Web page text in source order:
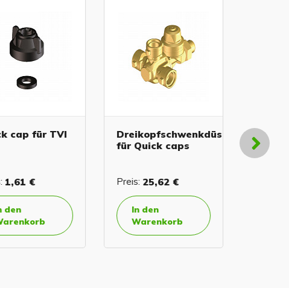
cap für TVI
1,61 €
den
Dreikopfschwenkdüsenhalter
für Quick caps
Preis: 25,62 €
In den
Warenkorb